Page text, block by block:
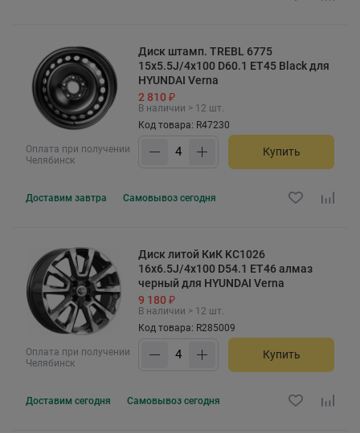
Оплата при получении
Челябинск
Диск штамп. TREBL 6775
15x5.5J/4x100 D60.1 ET45 Black для
HYUNDAI Verna
2 810 ₽
В наличии > 12 шт.
Код товара: R47230
Купить
Доставим завтра Самовывоз сегодня
Оплата при получении
Челябинск
Диск литой КиК KC1026
16x6.5J/4x100 D54.1 ET46 алмаз
черный для HYUNDAI Verna
9 180 ₽
В наличии > 12 шт.
Код товара: R285009
Купить
Доставим сегодня Самовывоз сегодня